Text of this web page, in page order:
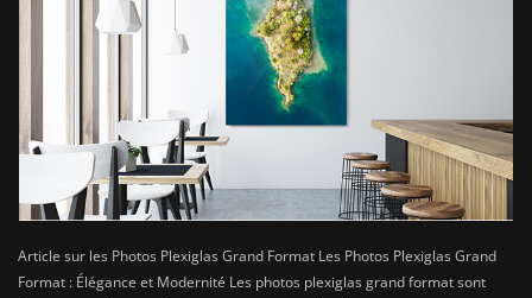
Article sur les Photos Plexiglas Grand Format Les Photos Plexiglas Grand
Format : Élégance et Modernité Les photos plexiglas grand format sont